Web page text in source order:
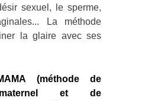
sexuel, le sperme,
La méthode
la glaire avec ses
(méthode de
maternel et de